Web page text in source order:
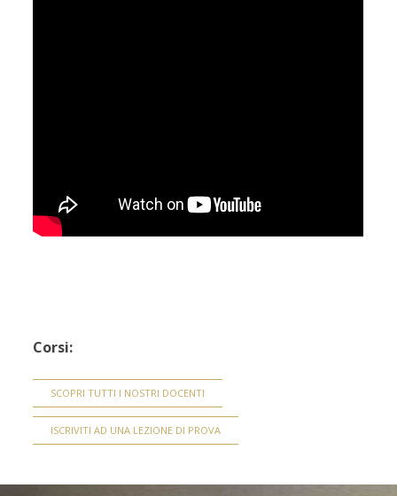
Corsi:
SCOPRI TUTTI I NOSTRI DOCENTI
ISCRIVITI AD UNA LEZIONE DI PROVA